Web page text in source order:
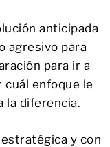
anticipada
agresivo para
para ir a
cuál enfoque le
la diferencia.
y con